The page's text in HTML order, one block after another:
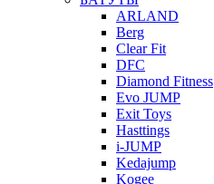
ARLAND
Berg
Clear Fit
DFC
Diamond Fitness
Evo JUMP
Exit Toys
Hasttings
i-JUMP
Kedajump
Kogee